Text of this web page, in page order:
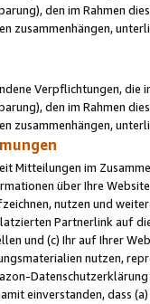
den im Rahmen
zusammenhängen,
Verpflichtungen, die
den im Rahmen
zusammenhängen,
Mitteilungen im
über Ihre
nutzen und
Partnerlink auf
und (c) Ihr auf Ihrer
nutzen,
Datenschutzerklärung
einverstanden, dass